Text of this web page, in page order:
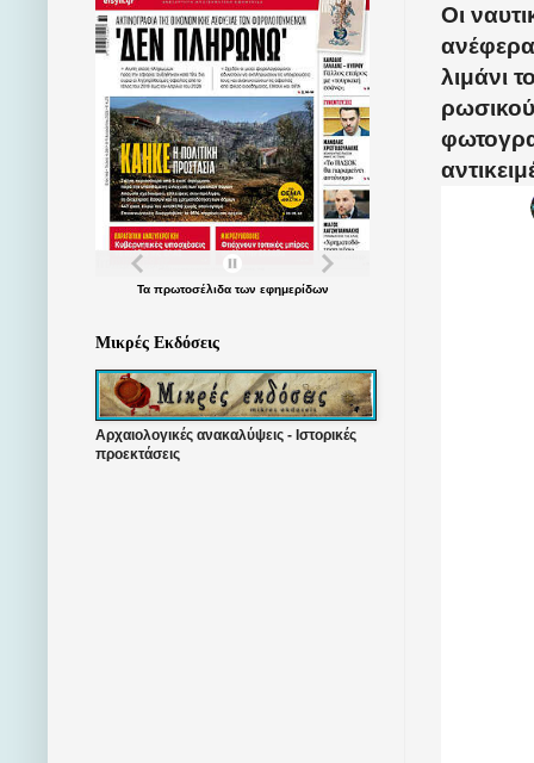
Οι
λιμάνι
Τα πρωτοσέλιδατων εφημερίδων
Μικρές Εκδόσεις
Αρχαιολογικές ανακαλύψεις - Ιστορικές
προεκτάσεις